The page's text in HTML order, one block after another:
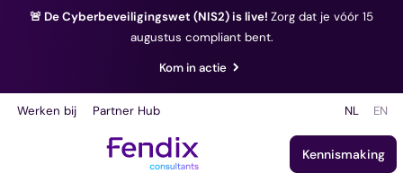
🚨 De Cyberbeveiligingswet (NIS2) is live! Zorg dat je vóór 15
augustus compliant bent.
Kom in actie
Werken bij Partner Hub NL EN
Kennismaking